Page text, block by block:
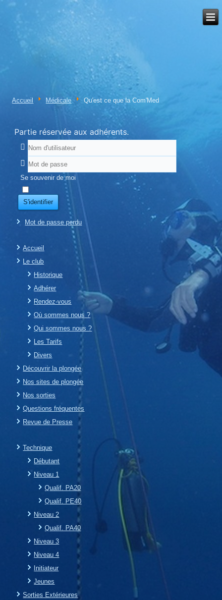
Accueil Médicale Qu'est ce que la Com'Med
Partie réservée aux adhérents.
Se souvenir de moi
S'identifier
Mot de passe perdu
Accueil
Le club
Historique
Adhérer
Rendez-vous
Où sommes nous ?
Qui sommes nous ?
Les Tarifs
Divers
Découvrir la plongée
Nos sites de plongée
Nos sorties
Questions fréquentes
Revue de Presse
Technique
Débutant
Niveau 1
Qualif. PA20
Qualif. PE40
Niveau 2
Qualif. PA40
Niveau 3
Niveau 4
Initiateur
Jeunes
Sorties Extérieures